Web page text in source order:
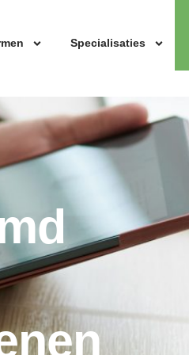
Specialisaties